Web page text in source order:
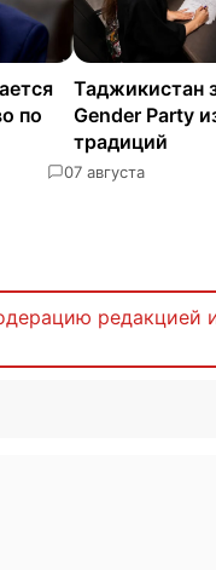
по
0
Таджикистан
Gender Party
традиций
7 августа
редакцией